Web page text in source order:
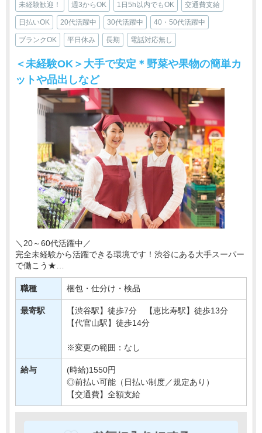
未経験歓迎！ 週3からOK 1日5h以内でもOK 交通費支給
日払いOK 20代活躍中 30代活躍中 40・50代活躍中
ブランクOK 平日休み 長期 電話対応無し
＜未経験OK＞大手で安定＊野菜や果物の簡単カ
ットや品出しなど
＼20～60代活躍中／
完全未経験から活躍できる環境です！渋谷にある大手スーパー
で働こう★
今回配属となるのは、野菜や果物などの農産物を扱う部署＊
あなたには、野菜・フルーツのカット、品出しなどの簡単
な・・・
職種 梱包・仕分け・検品
最寄駅
【渋谷駅】徒歩7分 【恵比寿駅】徒歩13分
【代官山駅】徒歩14分
※変更の範囲：なし
給与
(時給)1550円
◎前払い可能（日払い制度／規定あり）
【交通費】全額支給